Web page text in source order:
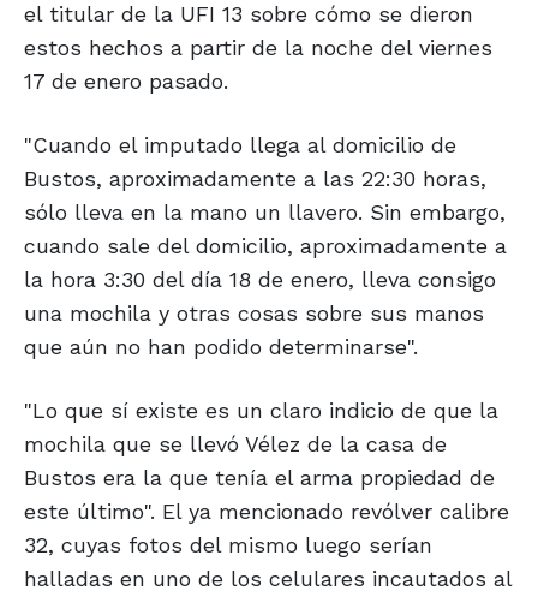
el titular de la UFI 13 sobre cómo se dieron
estos hechos a partir de la noche del viernes
17 de enero pasado.
"Cuando el imputado llega al domicilio de
Bustos, aproximadamente a las 22:30 horas,
sólo lleva en la mano un llavero. Sin embargo,
cuando sale del domicilio, aproximadamente a
la hora 3:30 del día 18 de enero, lleva consigo
una mochila y otras cosas sobre sus manos
que aún no han podido determinarse".
"Lo que sí existe es un claro indicio de que la
mochila que se llevó Vélez de la casa de
Bustos era la que tenía el arma propiedad de
este último". El ya mencionado revólver calibre
32, cuyas fotos del mismo luego serían
halladas en uno de los celulares incautados al